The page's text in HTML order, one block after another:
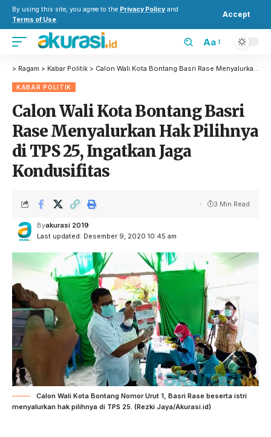
By using this site, you agree to the Privacy Policy and
Terms of Use.
Accept
Aa
> Ragam > Kabar Politik > Calon Wali Kota Bontang Basri Rase Menyalurkan Hak Pilihnya di TPS 25, Ingatkan Jaga Kondusifitas
KABAR POLITIK
Calon Wali Kota Bontang Basri
Rase Menyalurkan Hak Pilihnya
di TPS 25, Ingatkan Jaga
Kondusifitas
Last updated: Desember 9, 2020 10:45 am
Byakurasi 2019
3 Min Read
Calon Wali Kota Bontang Nomor Urut 1, Basri Rase beserta istri
menyalurkan hak pilihnya di TPS 25. (Rezki Jaya/Akurasi.id)